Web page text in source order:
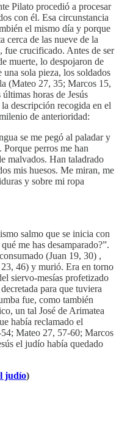
Pilato procedió a procesar
con él. Esa circunstancia
el mismo día y porque
cerca de las nueve de la
fue crucificado. Antes de ser
muerte, lo despojaron de
sola pieza, los soldados
(Mateo 27, 35; Marcos 15,
horas de Jesús
descripción recogida en el
de anterioridad:
se me pegó al paladar y
perros me han
malvados. Han taladrado
mis huesos. Me miran, me
y sobre mi ropa
salmo que se inicia con
me has desamparado?”.
(Juan 19, 30) ,
46) y murió. Era en torno
siervo-mesías profetizado
para que tuviera
fue, como también
un tal José de Arimatea
había reclamado el
Mateo 27, 57-60; Marcos
el judío había quedado
judío)